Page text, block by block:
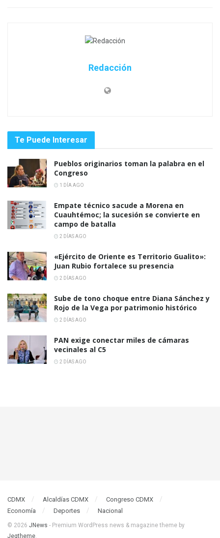
Redacción
Te Puede Interesar
Pueblos originarios toman la palabra en el
Congreso
1 DÍA AGO
Empate técnico sacude a Morena en
Cuauhtémoc; la sucesión se convierte en
campo de batalla
2 DÍAS AGO
«Ejército de Oriente es Territorio Gualito»:
Juan Rubio fortalece su presencia
2 DÍAS AGO
Sube de tono choque entre Diana Sánchez y
Rojo de la Vega por patrimonio histórico
2 DÍAS AGO
PAN exige conectar miles de cámaras
vecinales al C5
2 DÍAS AGO
CDMX Alcaldías CDMX
Congreso CDMX
Economía
Deportes Nacional
© 2026 JNews - Premium WordPress news & magazine theme by
Jegtheme.